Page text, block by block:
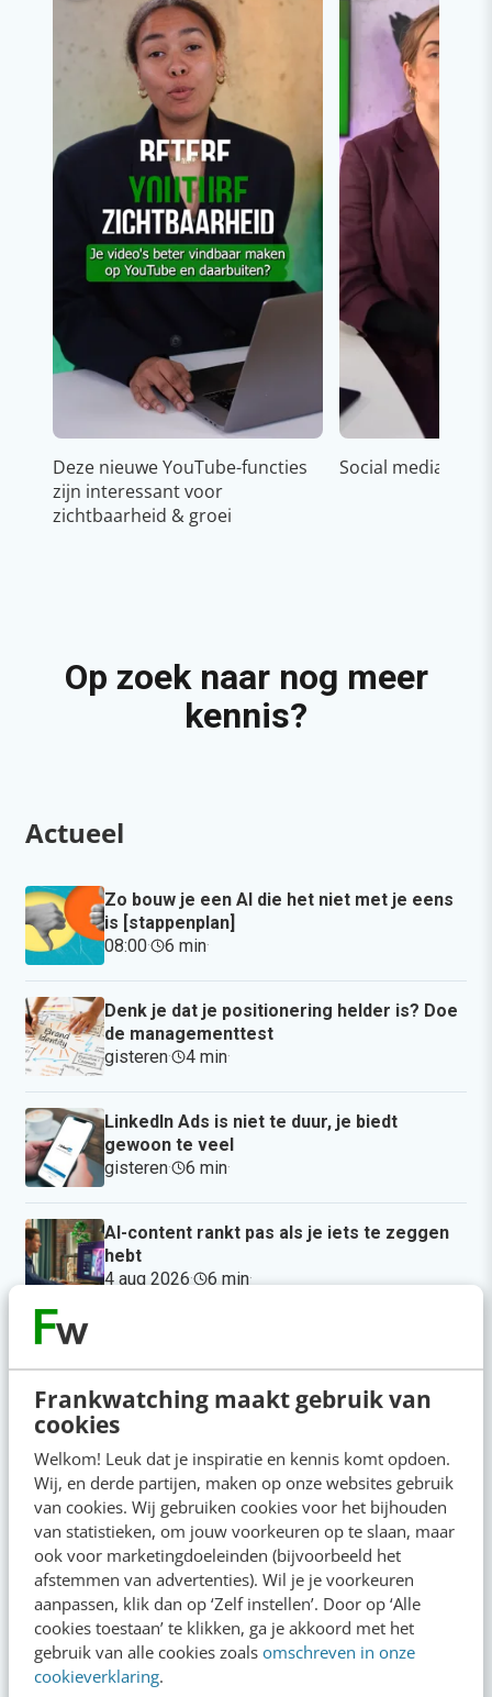
Frankwatching maakt gebruik van
cookies
Welkom! Leuk dat je inspiratie en kennis komt opdoen.
Wij, en derde partijen, maken op onze websites gebruik
van cookies. Wij gebruiken cookies voor het bijhouden
van statistieken, om jouw voorkeuren op te slaan, maar
ook voor marketingdoeleinden (bijvoorbeeld het
afstemmen van advertenties). Wil je je voorkeuren
aanpassen, klik dan op ‘Zelf instellen’. Door op ‘Alle
cookies toestaan’ te klikken, ga je akkoord met het
gebruik van alle cookies zoals omschreven in onze
cookieverklaring.
Deze nieuwe YouTube-functies
zijn interessant voor
zichtbaarheid & groei
Social media
Op zoek naar nog meer
kennis?
Actueel
Zo bouw je een AI die het niet met je eens
is [stappenplan]
08:00· 6 min·
Denk je dat je positionering helder is? Doe
de managementtest
gisteren· 4 min·
LinkedIn Ads is niet te duur, je biedt
gewoon te veel
gisteren· 6 min·
AI-content rankt pas als je iets te zeggen
hebt
4 aug 2026· 6 min·
verstandig of overbodig?
4 aug 2026· 5 min
Populair
Je ‘sterke merk’ overleeft geen kwartier met
een AI-agent
Zo ga je als marketeer aan de slag met Claude
Cowork
AI-labels: wanneer zijn ze verplicht, verstandig
of overbodig?